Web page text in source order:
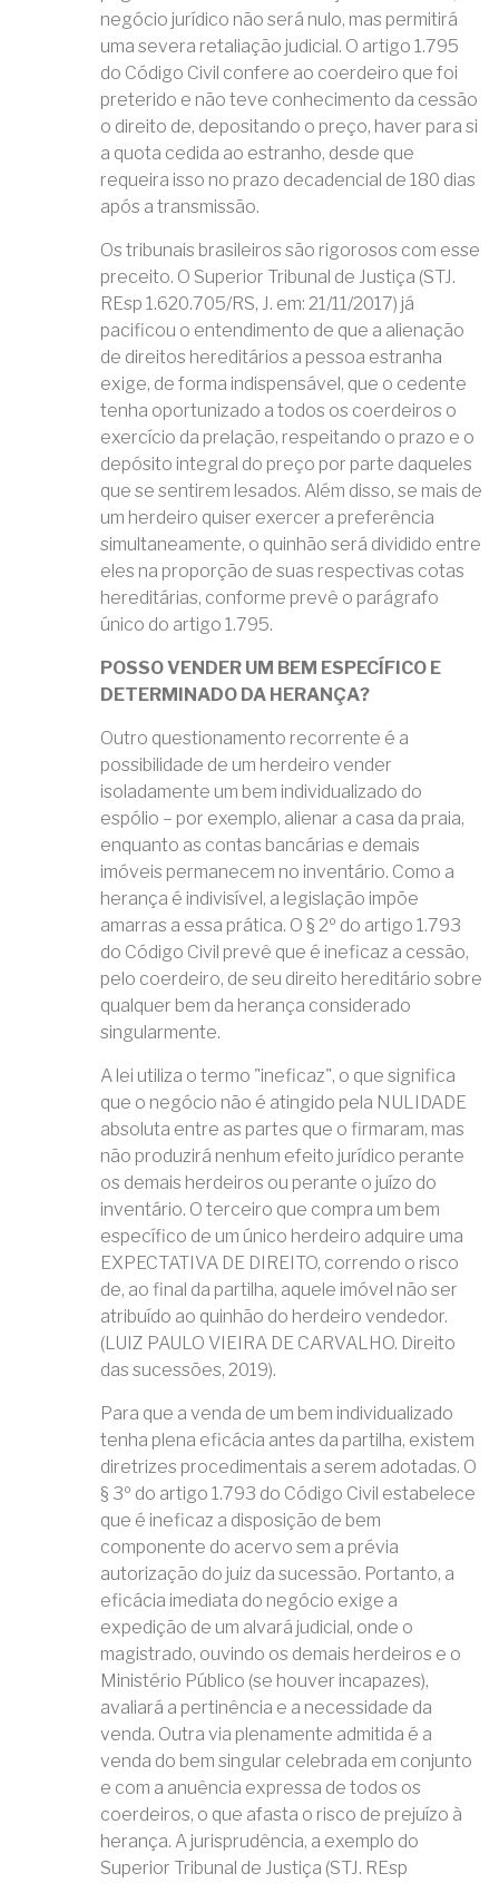
negócio jurídico não será nulo, mas permitirá
uma severa retaliação judicial. O artigo 1.795
do Código Civil confere ao coerdeiro que foi
preterido e não teve conhecimento da cessão
o direito de, depositando o preço, haver para si
a quota cedida ao estranho, desde que
requeira isso no prazo decadencial de 180 dias
após a transmissão.
Os tribunais brasileiros são rigorosos com esse
preceito. O Superior Tribunal de Justiça (STJ.
REsp 1.620.705/RS, J. em: 21/11/2017) já
pacificou o entendimento de que a alienação
de direitos hereditários a pessoa estranha
exige, de forma indispensável, que o cedente
tenha oportunizado a todos os coerdeiros o
exercício da prelação, respeitando o prazo e o
depósito integral do preço por parte daqueles
que se sentirem lesados. Além disso, se mais de
um herdeiro quiser exercer a preferência
simultaneamente, o quinhão será dividido entre
eles na proporção de suas respectivas cotas
hereditárias, conforme prevê o parágrafo
único do artigo 1.795.
POSSO VENDER UM BEM ESPECÍFICO E
DETERMINADO DA HERANÇA?
Outro questionamento recorrente é a
possibilidade de um herdeiro vender
isoladamente um bem individualizado do
espólio – por exemplo, alienar a casa da praia,
enquanto as contas bancárias e demais
imóveis permanecem no inventário. Como a
herança é indivisível, a legislação impõe
amarras a essa prática. O § 2º do artigo 1.793
do Código Civil prevê que é ineficaz a cessão,
pelo coerdeiro, de seu direito hereditário sobre
qualquer bem da herança considerado
singularmente.
A lei utiliza o termo "ineficaz", o que significa
que o negócio não é atingido pela NULIDADE
absoluta entre as partes que o firmaram, mas
não produzirá nenhum efeito jurídico perante
os demais herdeiros ou perante o juízo do
inventário. O terceiro que compra um bem
específico de um único herdeiro adquire uma
EXPECTATIVA DE DIREITO, correndo o risco
de, ao final da partilha, aquele imóvel não ser
atribuído ao quinhão do herdeiro vendedor.
(LUIZ PAULO VIEIRA DE CARVALHO. Direito
das sucessões, 2019).
Para que a venda de um bem individualizado
tenha plena eficácia antes da partilha, existem
diretrizes procedimentais a serem adotadas. O
§ 3º do artigo 1.793 do Código Civil estabelece
que é ineficaz a disposição de bem
componente do acervo sem a prévia
autorização do juiz da sucessão. Portanto, a
eficácia imediata do negócio exige a
expedição de um alvará judicial, onde o
magistrado, ouvindo os demais herdeiros e o
Ministério Público (se houver incapazes),
avaliará a pertinência e a necessidade da
venda. Outra via plenamente admitida é a
venda do bem singular celebrada em conjunto
e com a anuência expressa de todos os
coerdeiros, o que afasta o risco de prejuízo à
herança. A jurisprudência, a exemplo do
Superior Tribunal de Justiça (STJ. REsp